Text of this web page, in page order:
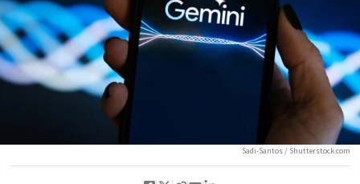
Sadi-Santos / Shutterstock.com